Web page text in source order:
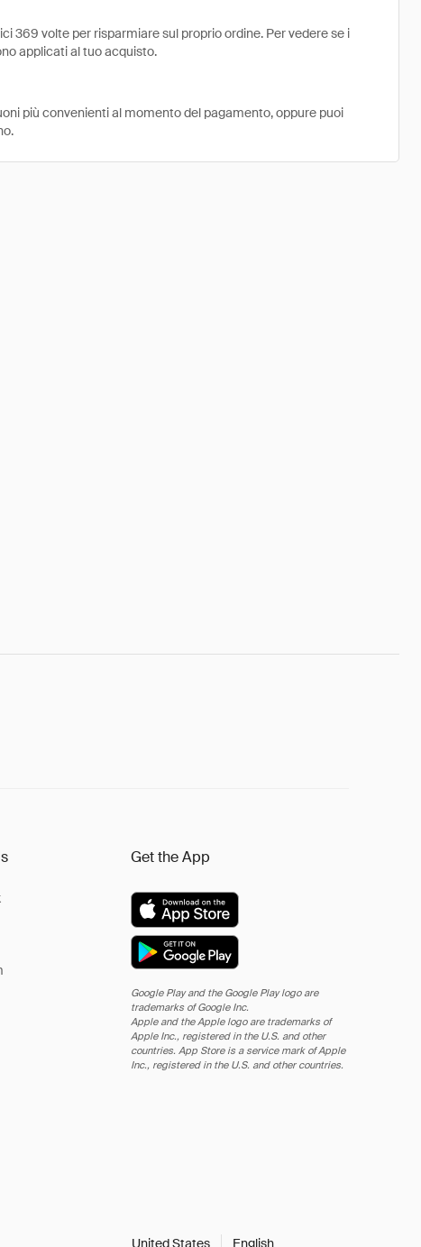
369 volte per risparmiare sul proprio ordine. Per vedere se i
applicati al tuo acquisto.
più convenienti al momento del pagamento, oppure puoi
Get the App
Google Play and the Google Play logo are
trademarks of Google Inc.
Apple and the Apple logo are trademarks of
Apple Inc., registered in the U.S. and other
countries. App Store is a service mark of Apple
Inc., registered in the U.S. and other countries.
United States English